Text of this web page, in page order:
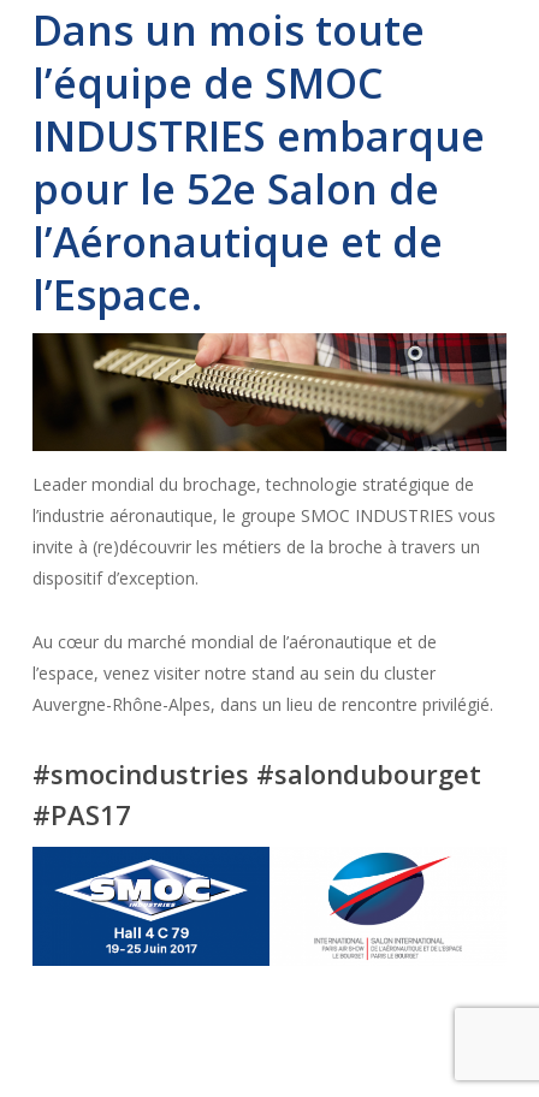
Dans un mois toute
l’équipe de SMOC
INDUSTRIES embarque
pour le 52e Salon de
l’Aéronautique et de
l’Espace.
Leader mondial du brochage, technologie stratégique de
l’industrie aéronautique, le groupe SMOC INDUSTRIES vous
invite à (re)découvrir les métiers de la broche à travers un
dispositif d’exception.
Au cœur du marché mondial de l’aéronautique et de
l’espace, venez visiter notre stand au sein du cluster
Auvergne-Rhône-Alpes, dans un lieu de rencontre privilégié.
#smocindustries #salondubourget
#PAS17